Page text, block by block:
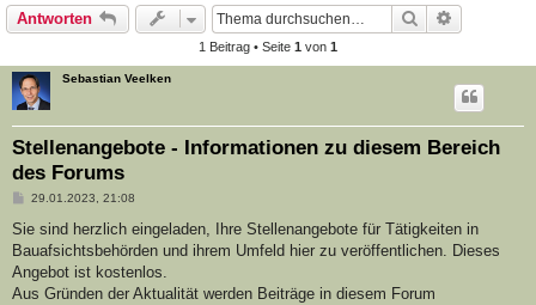
Antworten Suche
1 Beitrag • Seite 1 von 1
Sebastian Veelken
Stellenangebote - Informationen zu diesem Bereich
des Forums
B
i
r
a
g
29.01.2023, 21:08
Sie sind herzlich eingeladen, Ihre Stellenangebote für Tätigkeiten in
Bauafsichtsbehörden und ihrem Umfeld hier zu veröffentlichen. Dieses
Angebot ist kostenlos.
Aus Gründen der Aktualität werden Beiträge in diesem Forum